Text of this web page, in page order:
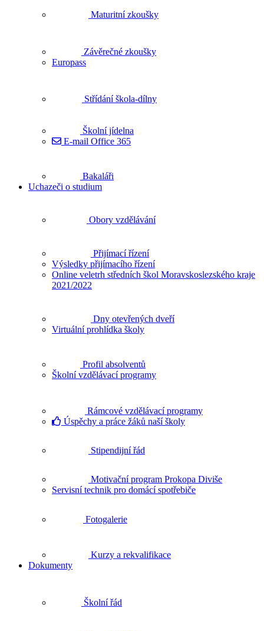
Maturitní zkoušky
Závěrečné zkoušky
Europass
Střídání škola-dílny
Školní jídelna
E-mail Office 365
Bakaláři
Uchazeči o studium
Obory vzdělávání
Přijímací řízení
Výsledky přijímacího řízení
Online veletrh středních škol Moravskoslezského kraje
2021/2022
Dny otevřených dveří
Virtuální prohlídka školy
Profil absolventů
Školní vzdělávací programy
Rámcové vzdělávací programy
Úspěchy a práce žáků naší školy
Stipendijní řád
Motivační program Prokopa Diviše
Servisní technik pro domácí spotřebiče
Fotogalerie
Kurzy a rekvalifikace
Dokumenty
Školní řád